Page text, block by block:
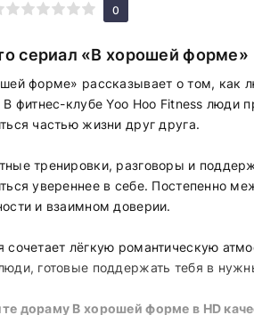
0
сериал «В хорошей форме»
форме» рассказывает о том, как
В фитнес-клубе Yoo Hoo Fitness люди
частью жизни друг друга.
тренировки, разговоры и
увереннее в себе. Постепенно
и взаимном доверии.
сочетает лёгкую романтическую
готовые поддержать тебя в
дораму В хорошей форме в HD